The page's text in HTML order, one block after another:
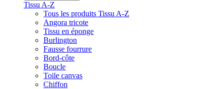
Tissu A-Z
Tous les produits Tissu A-Z
Angora tricote
Tissu en éponge
Burlington
Fausse fourrure
Bord-côte
Boucle
Toile canvas
Chiffon